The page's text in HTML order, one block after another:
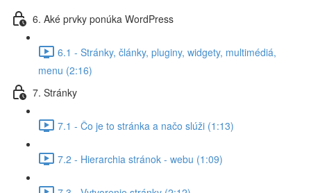
6. Aké prvky ponúka WordPress
6.1 - Stránky, články, pluginy, widgety, multimédiá,
menu (2:16)
7. Stránky
7.1 - Čo je to stránka a načo slúži (1:13)
7.2 - Hierarchia stránok - webu (1:09)